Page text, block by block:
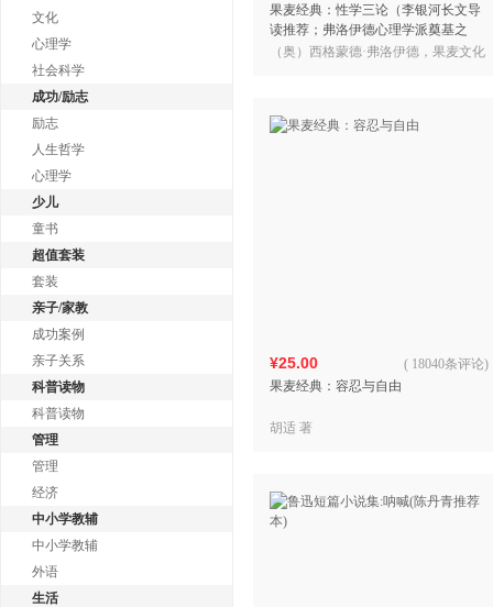
文化
心理学
社会科学
成功/励志
励志
人生哲学
心理学
少儿
童书
超值套装
套装
亲子/家教
成功案例
亲子关系
科普读物
科普读物
管理
管理
经济
中小学教辅
中小学教辅
外语
生活
果麦经典：性学三论（李银河长文导
读推荐；弗洛伊德心理学派奠基之
作，写给所有成年人的性启蒙之书；
（奥）西格蒙德·弗洛伊德，果麦文化
¥25.00
果麦经典：容忍与自由
( 18040条评论)
胡适 著